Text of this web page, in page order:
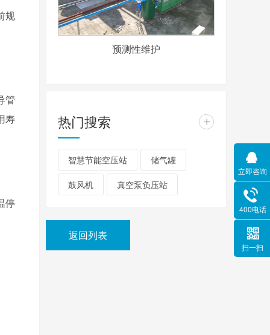
规
管
寿
停
预测性维护
热门搜索 +
智慧节能空压站 储气罐
鼓风机 真空泵负压站
返回列表
立即咨询
400电话
扫一扫